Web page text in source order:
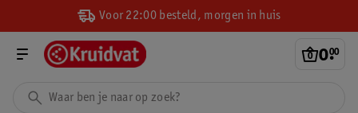
Voor 22:00 besteld, morgen in huis
0.
00